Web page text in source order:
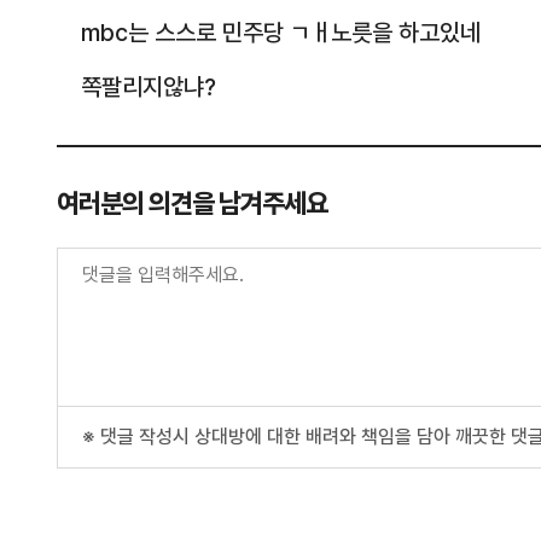
mbc는 스스로 민주당 ㄱㅐ노릇을 하고있네
쪽팔리지않냐?
여러분의 의견을 남겨주세요
※ 댓글 작성시 상대방에 대한 배려와 책임을 담아 깨끗한 댓